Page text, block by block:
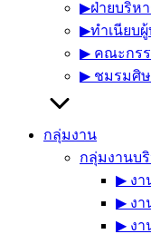
▶︎ฝ่ายบริห
▶︎ทำเนียบ
▶︎ คณะกร
▶︎ ชมรมศิษ
กลุ่มงาน
กลุ่มงานบ
▶︎ งา
▶︎ งา
▶︎ งา